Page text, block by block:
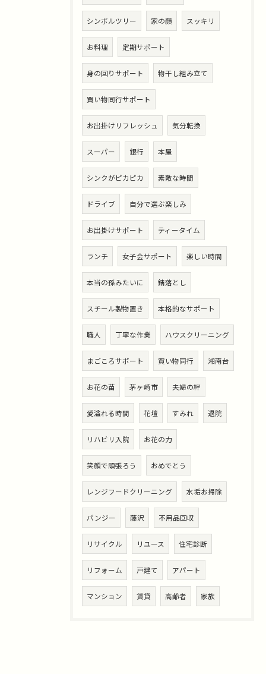
シンボルツリー 家の顔 スッキリ
お料理 定期サポート
身の回りサポート 物干し組み立て
買い物同行サポート
お出掛けリフレッシュ 気分転換
スーパー 銀行 本屋
シンクがピカピカ 素敵な時間
ドライブ 自分で選ぶ楽しみ
お出掛けサポート ティータイム
ランチ 女子会サポート 楽しい時間
本当の孫みたいに 錆落とし
スチール製物置き 本格的なサポート
職人 丁寧な作業 ハウスクリーニング
まごころサポート 買い物同行 湘南台
お花の苗 茅ヶ崎市 夫婦の絆
愛溢れる時間 花壇 すみれ 退院
リハビリ入院 お花の力
笑顔で頑張ろう おめでとう
レンジフードクリーニング 水垢お掃除
パンジー 藤沢 不用品回収
リサイクル リユース 住宅診断
リフォーム 戸建て アパート
マンション 賃貸 高齢者 家族